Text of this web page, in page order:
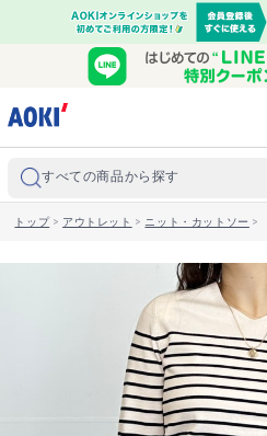
すべての商品から探す
トップ> アウトレット > ニット・カットソー >